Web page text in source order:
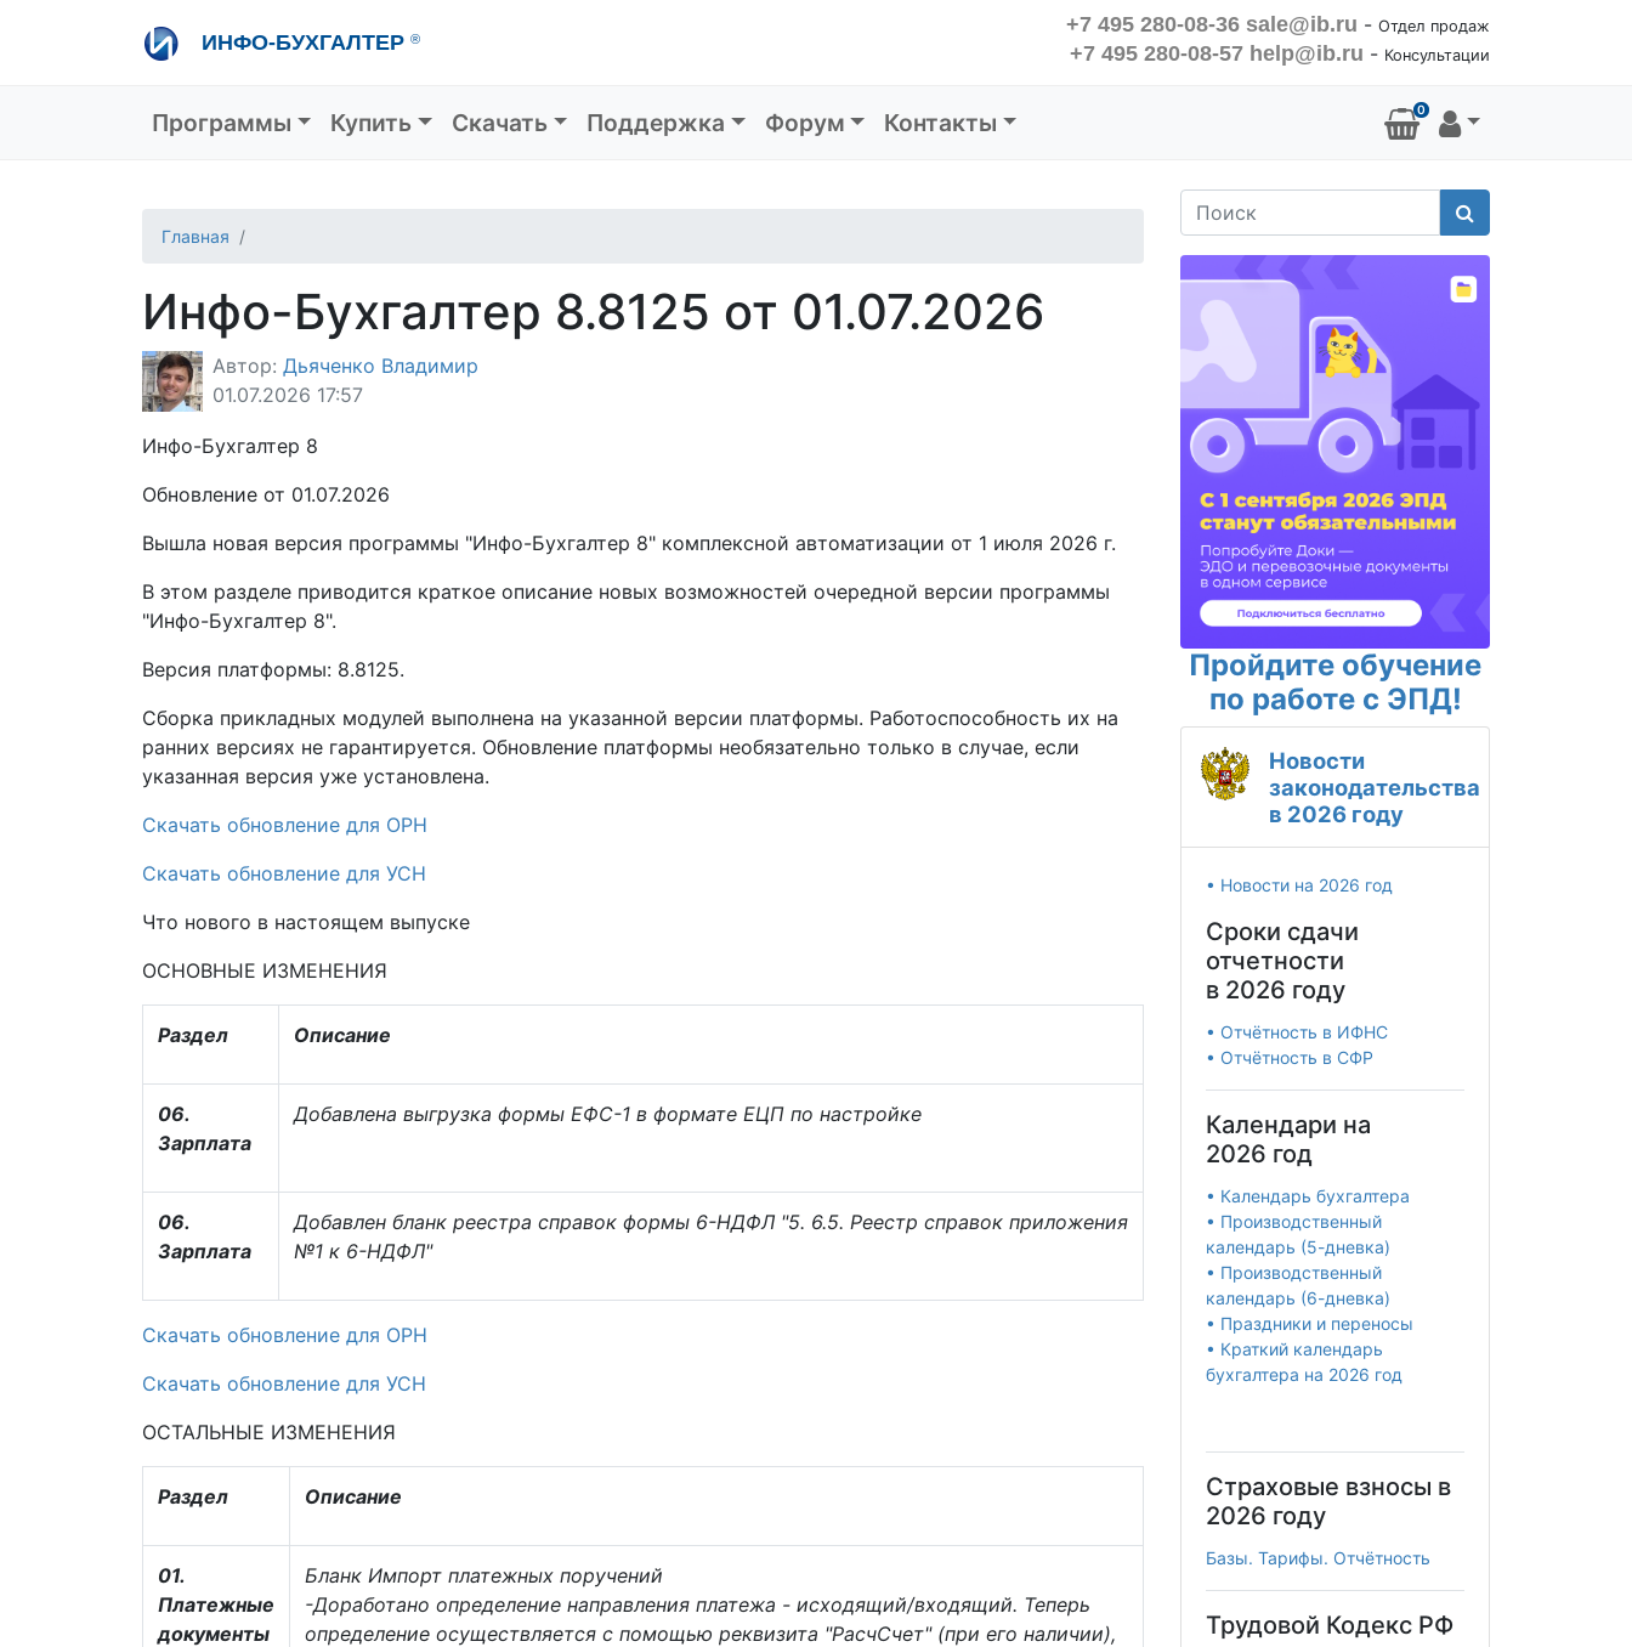
ИНФО-БУХГАЛТЕР ®
+7 495 280-08-36 sale@ib.ru - Отдел продаж
+7 495 280-08-57 help@ib.ru - Консультации
Основная навигация
Программы Купить Скачать Поддержка Форум Контакты 0
Главная
Инфо-Бухгалтер 8.8125 от 01.07.2026
Автор: Дьяченко Владимир
01.07.2026 17:57
Инфо-Бухгалтер 8
Обновление от 01.07.2026
Вышла новая версия программы "Инфо-Бухгалтер 8" комплексной автоматизации от 1 июля 2026 г.
В этом разделе приводится краткое описание новых возможностей очередной версии программы
"Инфо-Бухгалтер 8".
Версия платформы: 8.8125.
Сборка прикладных модулей выполнена на указанной версии платформы. Работоспособность их на
ранних версиях не гарантируется. Обновление платформы необязательно только в случае, если
указанная версия уже установлена.
Скачать обновление для ОРН
Скачать обновление для УСН
Что нового в настоящем выпуске
ОСНОВНЫЕ ИЗМЕНЕНИЯ
Раздел Описание
06.
Зарплата
Добавлена выгрузка формы ЕФС-1 в формате ЕЦП по настройке
06.
Зарплата
Добавлен бланк реестра справок формы 6-НДФЛ "5. 6.5. Реестр справок приложения
№1 к 6-НДФЛ"
Скачать обновление для ОРН
Скачать обновление для УСН
ОСТАЛЬНЫЕ ИЗМЕНЕНИЯ
Раздел Описание
01.
Платежные
документы
Бланк Импорт платежных поручений
-Доработано определение направления платежа - исходящий/входящий. Теперь
определение осуществляется с помощью реквизита "РасчСчет" (при его наличии),
Поиск
Пройдите обучение
по работе с ЭПД!
Новости
законодательства
в 2026 году
• Новости на 2026 год
Сроки сдачи
отчетности
в 2026 году
• Отчётность в ИФНС
• Отчётность в СФР
Календари на
2026 год
• Календарь бухгалтера
• Производственный
календарь (5-дневка)
• Производственный
календарь (6-дневка)
• Праздники и переносы
• Краткий календарь
бухгалтера на 2026 год
Страховые взносы в
2026 году
Базы. Тарифы. Отчётность
Трудовой Кодекс РФ